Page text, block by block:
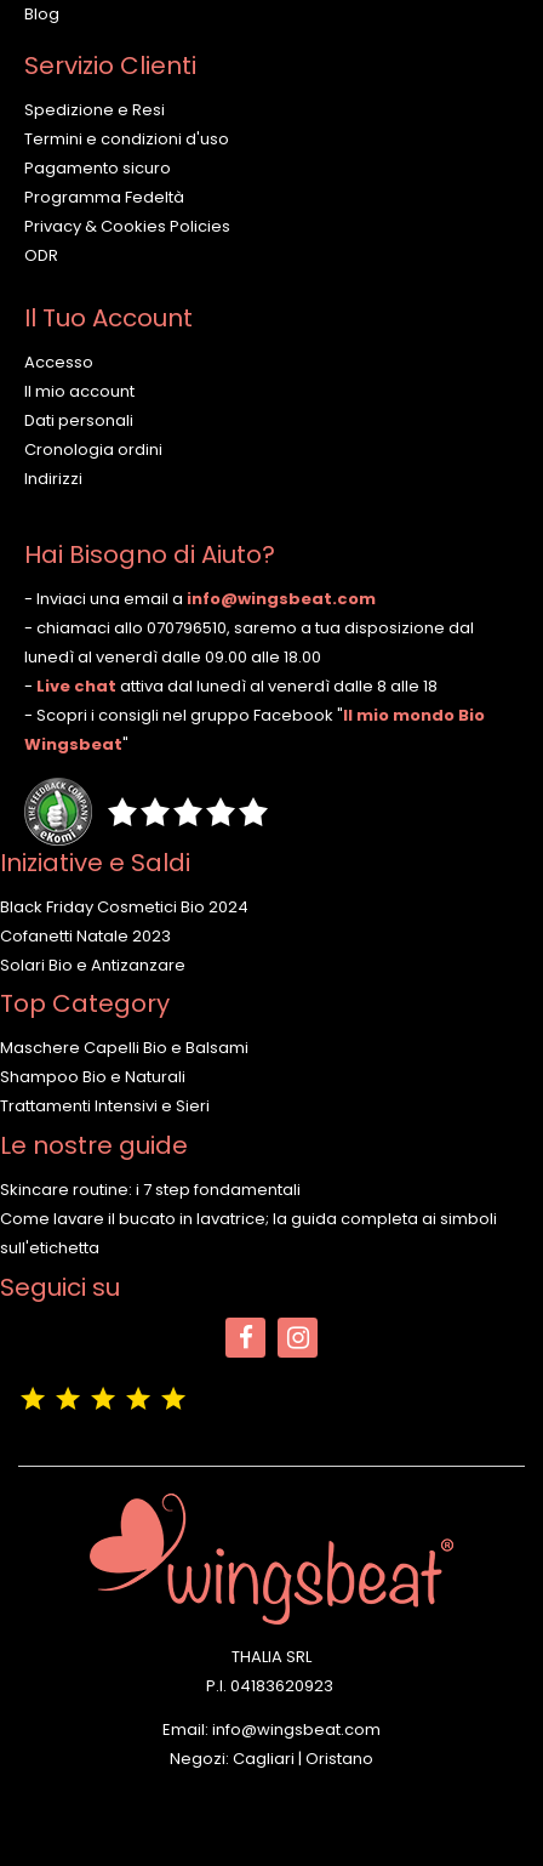
Blog
Servizio Clienti
Spedizione e Resi
Termini e condizioni d'uso
Pagamento sicuro
Programma Fedeltà
Privacy & Cookies Policies
ODR
Il Tuo Account
Accesso
Il mio account
Dati personali
Cronologia ordini
Indirizzi
Hai Bisogno di Aiuto?
- Inviaci una email a info@wingsbeat.com
- chiamaci allo 070796510, saremo a tua disposizione dal
lunedì al venerdì dalle 09.00 alle 18.00
- Live chat attiva dal lunedì al venerdì dalle 8 alle 18
- Scopri i consigli nel gruppo Facebook "Il mio mondo Bio
Wingsbeat"
Iniziative e Saldi
Black Friday Cosmetici Bio 2024
Cofanetti Natale 2023
Solari Bio e Antizanzare
Top Category
Maschere Capelli Bio e Balsami
Shampoo Bio e Naturali
Trattamenti Intensivi e Sieri
Le nostre guide
Skincare routine: i 7 step fondamentali
Come lavare il bucato in lavatrice; la guida completa ai simboli
sull'etichetta
Seguici su
THALIA SRL
P.I. 04183620923
Email: info@wingsbeat.com
Negozi: Cagliari | Oristano